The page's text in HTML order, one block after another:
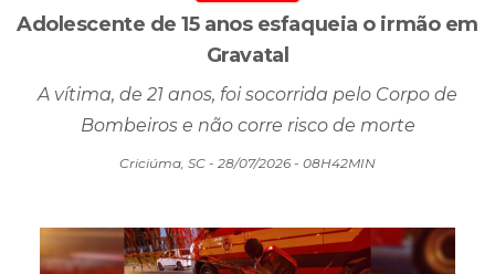
SEGURANÇA
Adolescente de 15 anos esfaqueia o irmão em
Gravatal
A vítima, de 21 anos, foi socorrida pelo Corpo de
Criciúma, SC - 28/07/2026 - 08H42MIN